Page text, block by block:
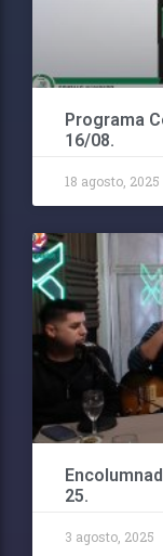
Programa
16/08.
18 agosto, 2025
25.
3 agosto, 2025